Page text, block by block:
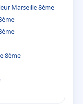
Marseille 8ème
8ème